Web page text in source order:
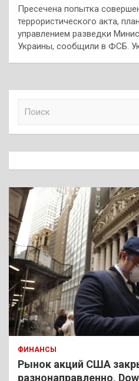
Пресечена попытка
террористического акта,
управлением разведки
Украины, сообщили в ФСБ.
к
ФИНАНСЫ
Рынок акций США
разнонаправленно,